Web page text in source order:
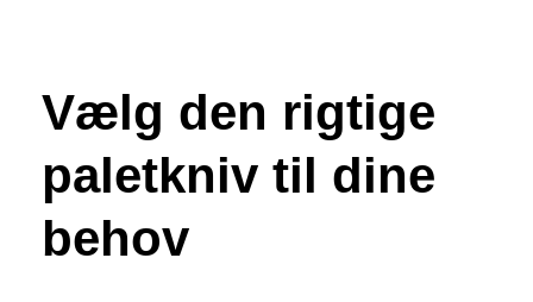
Vælg den rigtige
paletkniv til dine
behov